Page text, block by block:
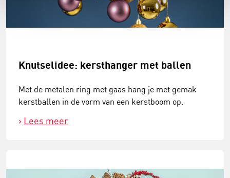
Knutselidee: kersthanger met ballen
Met de metalen ring met gaas hang je met gemak
kerstballen in de vorm van een kerstboom op.
Lees meer